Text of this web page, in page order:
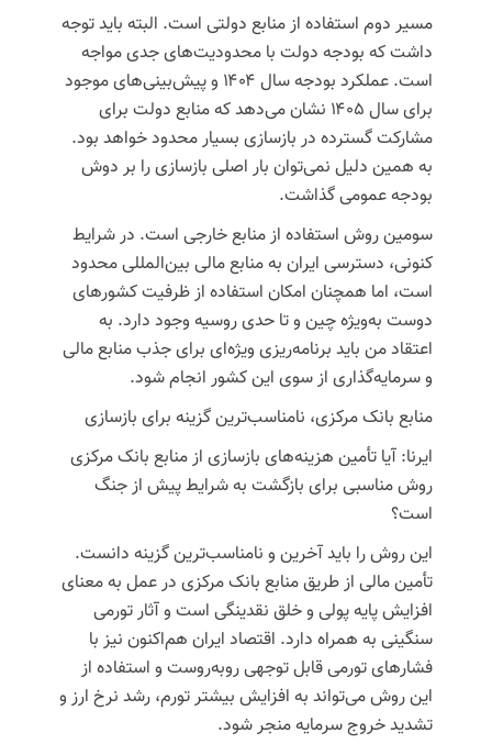
مسیر دوم استفاده از منابع دولتی است. البته باید توجه
داشت که بودجه دولت با محدودیت‌های جدی مواجه
است. عملکرد بودجه سال ۱۴۰۴ و پیش‌بینی‌های موجود
برای سال ۱۴۰۵ نشان می‌دهد که منابع دولت برای
مشارکت گسترده در بازسازی بسیار محدود خواهد بود.
به همین دلیل نمی‌توان بار اصلی بازسازی را بر دوش
بودجه عمومی گذاشت.
سومین روش استفاده از منابع خارجی است. در شرایط
کنونی، دسترسی ایران به منابع مالی بین‌المللی محدود
است، اما همچنان امکان استفاده از ظرفیت کشورهای
دوست به‌ویژه چین و تا حدی روسیه وجود دارد. به
اعتقاد من باید برنامه‌ریزی ویژه‌ای برای جذب منابع مالی
و سرمایه‌گذاری از سوی این کشور انجام شود.
منابع بانک مرکزی، نامناسب‌ترین گزینه برای بازسازی
ایرنا: آیا تأمین هزینه‌های بازسازی از منابع بانک مرکزی
روش مناسبی برای بازگشت به شرایط پیش از جنگ
است؟
این روش را باید آخرین و نامناسب‌ترین گزینه دانست.
تأمین مالی از طریق منابع بانک مرکزی در عمل به معنای
افزایش پایه پولی و خلق نقدینگی است و آثار تورمی
سنگینی به همراه دارد. اقتصاد ایران هم‌اکنون نیز با
فشارهای تورمی قابل توجهی روبه‌روست و استفاده از
این روش می‌تواند به افزایش بیشتر تورم، رشد نرخ ارز و
تشدید خروج سرمایه منجر شود.